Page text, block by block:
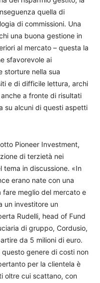
quella di
di commissioni. Una
una buona gestione in
al mercato – questa la
sfavorevole ai
storture nella sua
e di difficile lettura, archi
a fronte di risultati
su alcuni di questi aspetti
Pioneer Investment,
di terzietà nei
in discussione. «In
erano nate con una
fare meglio del mercato e
un investitore un
Rudelli, head of Fund
di gruppo, Cordusio,
da 5 milioni di euro.
genere di costi non
per la clientela è
oltre cui scattano, con